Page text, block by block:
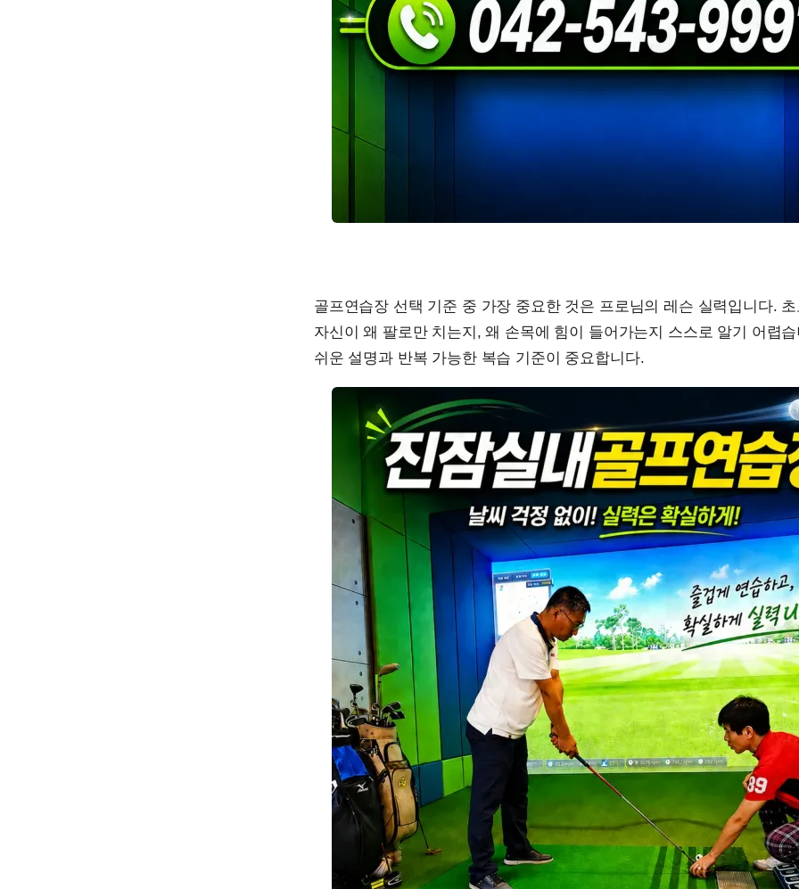
골프연습장 선택 기준 중 가장 중요한 것은 프로님의 레슨 실력입니다.
자신이 왜 팔로만 치는지, 왜 손목에 힘이 들어가는지 스스로 알기 어렵
쉬운 설명과 반복 가능한 복습 기준이 중요합니다.